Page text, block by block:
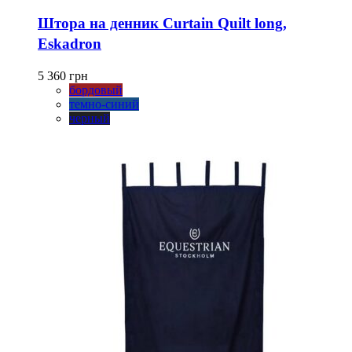
имеет
несколько
Штора на денник Curtain Quilt long,
Eskadron
5 360 грн
бордовый
темно-синий
черный